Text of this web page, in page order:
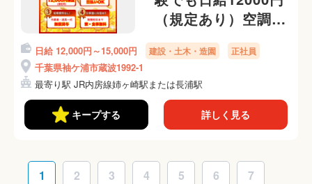
（規定あり）空調服
無料貸与！
日給 12,000円～15,000円 建設・土木・造園 正社員
千葉県袖ケ浦市蔵波1992-1
最寄り駅 JR内房線姉ヶ崎駅または長浦駅
キープする 詳しく見る
1 2 3 4 5 6
7